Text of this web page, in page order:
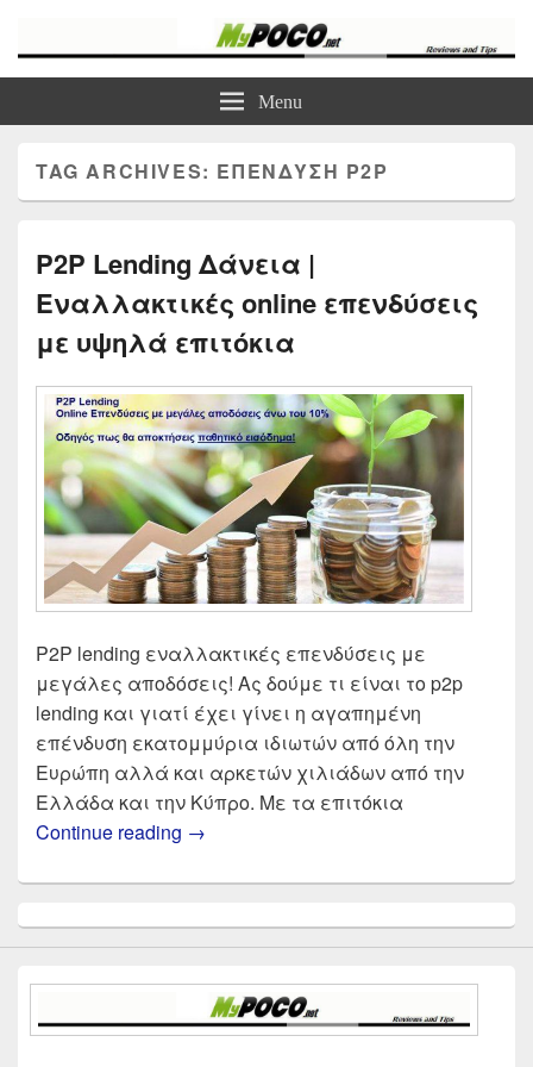
Τα καλύτερα Reviews , Συγκρίσεις , VPN , Webhosting
Menu
TAG ARCHIVES: ΕΠΈΝΔΥΣΗ P2P
P2P Lending Δάνεια |
Εναλλακτικές online επενδύσεις
με υψηλά επιτόκια
P2P lending εναλλακτικές επενδύσεις με
μεγάλες αποδόσεις! Ας δούμε τι είναι το p2p
lending και γιατί έχει γίνει η αγαπημένη
επένδυση εκατομμύρια ιδιωτών από όλη την
Ευρώπη αλλά και αρκετών χιλιάδων από την
Ελλάδα και την Κύπρο. Με τα επιτόκια
Continue reading P2P Lending Δάνεια |
→
Sidebar
Widget